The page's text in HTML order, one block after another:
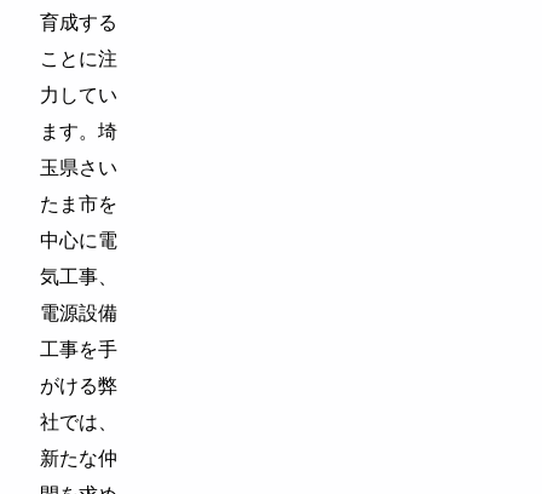
育成する
ことに注
力してい
ます。埼
玉県さい
たま市を
中心に電
気工事、
電源設備
工事を手
がける弊
社では、
新たな仲